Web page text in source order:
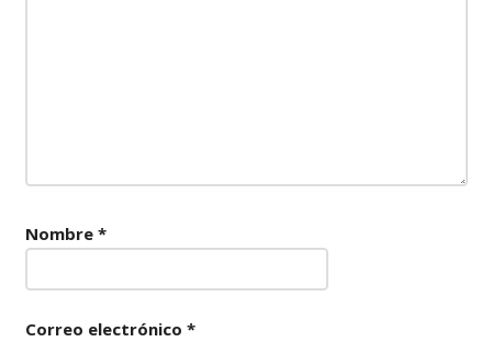
Nombre *
Correo electrónico *